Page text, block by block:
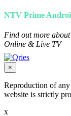
NTV Prime
Find out more
Online & Live TV
×
Reproduction of
website is strictly
x